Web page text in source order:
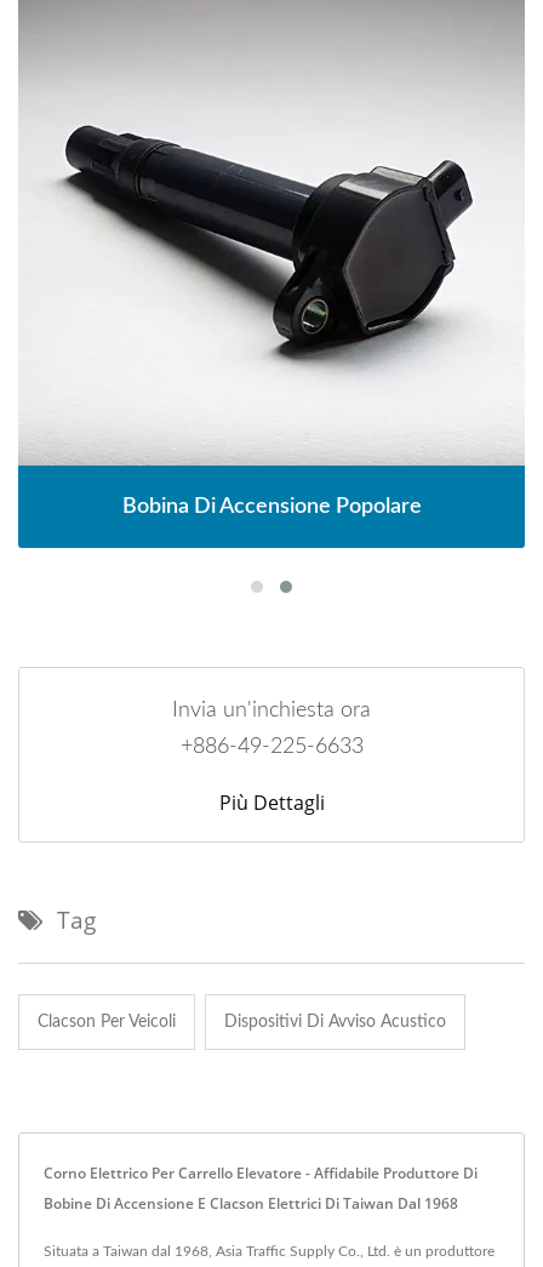
Bobina Di Accensione Popolare
Invia un'inchiesta ora
+886-49-225-6633
Più Dettagli
Tag
Clacson Per Veicoli Dispositivi Di Avviso Acustico
Corno Elettrico Per Carrello Elevatore - Affidabile Produttore Di
Bobine Di Accensione E Clacson Elettrici Di Taiwan Dal 1968
Situata a Taiwan dal 1968, Asia Traffic Supply Co., Ltd. è un produttore